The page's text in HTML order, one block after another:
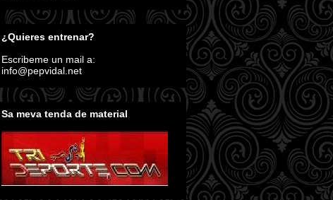
¿Quieres entrenar?
Escribeme un mail a:
info@pepvidal.net
Sa meva tenda de material